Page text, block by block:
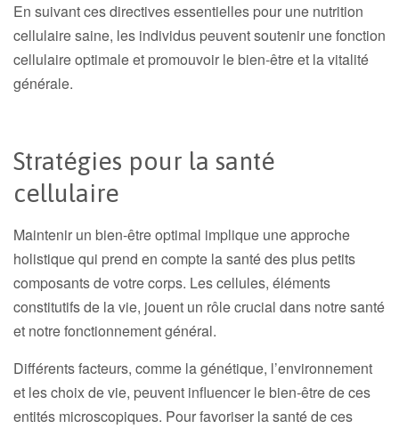
En suivant ces directives essentielles pour une nutrition
cellulaire saine, les individus peuvent soutenir une fonction
cellulaire optimale et promouvoir le bien-être et la vitalité
générale.
Stratégies pour la santé
cellulaire
Maintenir un bien-être optimal implique une approche
holistique qui prend en compte la santé des plus petits
composants de votre corps. Les cellules, éléments
constitutifs de la vie, jouent un rôle crucial dans notre santé
et notre fonctionnement général.
Différents facteurs, comme la génétique, l’environnement
et les choix de vie, peuvent influencer le bien-être de ces
entités microscopiques. Pour favoriser la santé de ces